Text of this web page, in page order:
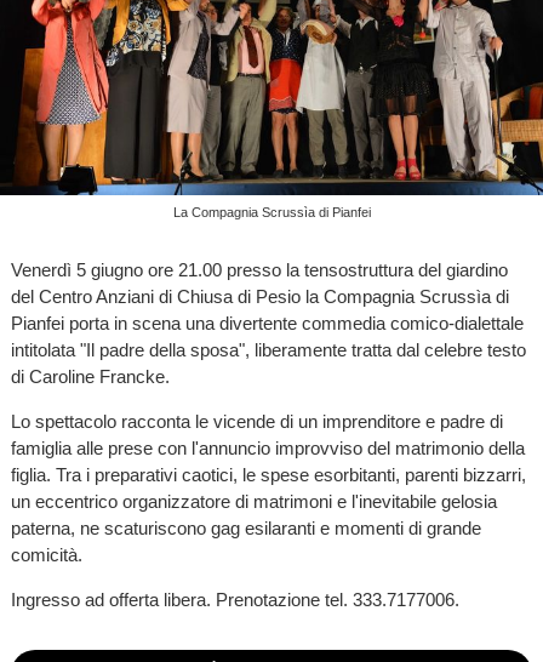
La Compagnia Scrussìa di Pianfei
Venerdì 5 giugno ore 21.00 presso la tensostruttura del giardino
del Centro Anziani di Chiusa di Pesio la Compagnia Scrussìa di
Pianfei porta in scena una divertente commedia comico-dialettale
intitolata "Il padre della sposa", liberamente tratta dal celebre testo
di Caroline Francke.
Lo spettacolo racconta le vicende di un imprenditore e padre di
famiglia alle prese con l'annuncio improvviso del matrimonio della
figlia. Tra i preparativi caotici, le spese esorbitanti, parenti bizzarri,
un eccentrico organizzatore di matrimoni e l'inevitabile gelosia
paterna, ne scaturiscono gag esilaranti e momenti di grande
comicità.
Ingresso ad offerta libera. Prenotazione tel. 333.7177006.